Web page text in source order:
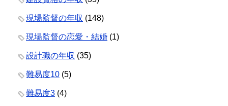
現場監督の年収 (148)
現場監督の恋愛・結婚 (1)
設計職の年収 (35)
難易度10 (5)
難易度3 (4)